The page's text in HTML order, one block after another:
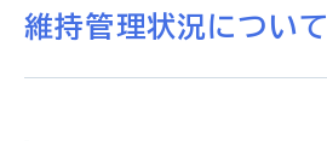
維持管理状況について